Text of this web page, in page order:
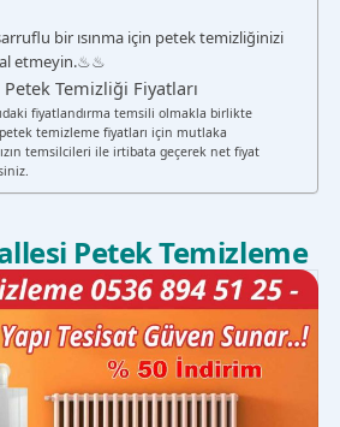
bir ısınma için petek temizliğinizi
etmeyin.♨♨
Temizliği Fiyatları
fiyatlandırma temsili olmakla birlikte
temizleme fiyatları için mutlaka
temsilcileri ile irtibata geçerek net fiyat
Petek Temizleme